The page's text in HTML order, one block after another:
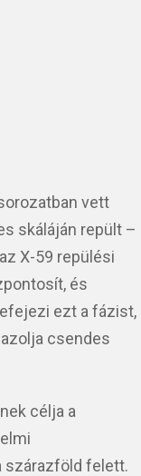
vett
skáláján repült –
X-59 repülési
és
ezt a fázist,
csendes
célja a
szárazföld felett.